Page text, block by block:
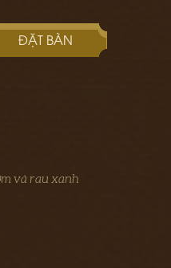
ĐẶT BÀN
và rau xanh